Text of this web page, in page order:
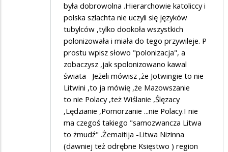
była dobrowolna .Hierarchowie katoliccy i
polska szlachta nie uczyli się języków
tubylców ,tylko dookoła wszystkich
polonizowała i miała do tego przywileje. P
prostu wpisz słowo "polonizacja", a
zobaczysz ,jak spolonizowano kawal
świata Jeżeli mówisz ,że Jotwingie to nie
Litwini ,to ja mówię ,że Mazowszanie
to nie Polacy ,też Wiślanie ,Ślęzacy
,Lędzianie ,Pomorzanie ...nie Polacy.I nie
ma czegoś takiego "samozwancza Litwa
to żmudź" .Żemaitija -Litwa Nizinna
(dawniej też odrębne Księstwo ) region